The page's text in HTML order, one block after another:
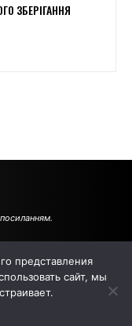
ЗБЕРІГАННЯ
РЕКЛАМА НА САЙТІ
представления
сайт, мы